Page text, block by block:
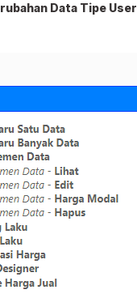
Data Tipe User